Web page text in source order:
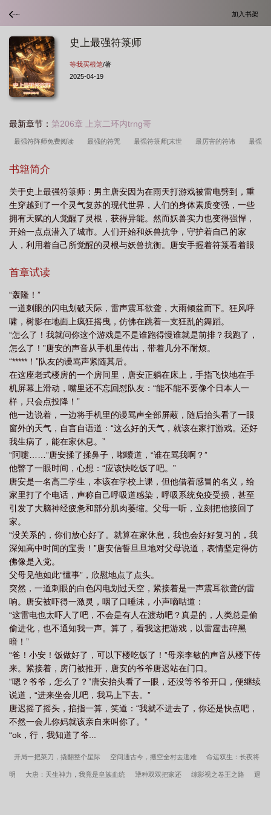
加入书架
史上最强符箓师
等我买根笔/著
2025-04-19
最新章节： 第206章 上京二环内trng哥
最强符阵师免费阅读 最强的符咒 最强符箓师[末世 最厉害的符讳 最强
符篆师 最强符师轻狂太子妃
符师 史上最强符箓师百度百科 符箓类 符箓宗师 最强符箓系统 最强
阵符师
书籍简介
关于史上最强符箓师：男主唐安因为在雨天打游戏被雷电劈到，重
生穿越到了一个灵气复苏的现代世界，人们的身体素质变强，一些
拥有天赋的人觉醒了灵根，获得异能。然而妖兽实力也变得强悍，
开始一点点潜入了城市。人们开始和妖兽抗争，守护着自己的家
人，利用着自己所觉醒的灵根与妖兽抗衡。唐安手握着符箓看着眼
路，符——起！”
首章试读
“轰隆！”
一道刺眼的闪电划破天际，雷声震耳欲聋，大雨倾盆而下。狂风呼
啸，树影在地面上疯狂摇曳，仿佛在跳着一支狂乱的舞蹈。
“怎么了！我就问你这个游戏是不是谁跑得慢谁就是前排？我跑了，
怎么了！”唐安的声音从手机里传出，带着几分不耐烦。
“*****！”队友的谩骂声紧随其后。
在这座老式楼房的一个房间里，唐安正躺在床上，手指飞快地在手
机屏幕上滑动，嘴里还不忘回怼队友：“能不能不要像个日本人一
样，只会点投降！”
他一边说着，一边将手机里的谩骂声全部屏蔽，随后抬头看了一眼
窗外的天气，自言自语道：“这么好的天气，就该在家打游戏。还好
我生病了，能在家休息。”
“阿嚏……”唐安揉了揉鼻子，嘟囔道，“谁在骂我啊？”
他瞥了一眼时间，心想：“应该快吃饭了吧。”
唐安是一名高二学生，本该在学校上课，但他借着感冒的名义，给
家里打了个电话，声称自己呼吸道感染，呼吸系统免疫受损，甚至
引发了大脑神经疲惫和部分肌肉萎缩。父母一听，立刻把他接回了
家。
“没关系的，你们放心好了。就算在家休息，我也会好好复习的，我
深知高中时间的宝贵！”唐安信誓旦旦地对父母说道，表情坚定得仿
佛像是入党。
父母见他如此“懂事”，欣慰地点了点头。
突然，一道刺眼的白色闪电划过天空，紧接着是一声震耳欲聋的雷
响。唐安被吓得一激灵，咽了口唾沫，小声嘀咕道：
“这雷电也太吓人了吧，不会是有人在渡劫吧？真是的，人类总是偷
偷进化，也不通知我一声。算了，看我这把游戏，以雷霆击碎黑
暗！”
“爸！小安！饭做好了，可以下楼吃饭了！”母亲李敏的声音从楼下传
来。紧接着，房门被推开，唐安的爷爷唐迟站在门口。
“嗯？爷爷，怎么了？”唐安抬头看了一眼，还没等爷爷开口，便继续
说道，“进来坐会儿吧，我马上下去。”
唐迟摇了摇头，掐指一算，笑道：“我就不进去了，你还是快点吧，
不然一会儿你妈就该亲自来叫你了。”
“ok，行，我知道了爷...
开局一把菜刀，撬翻整个星际 空间通古今，搬空全村去逃难 命运双生：长夜将
明 大唐：天生神力，我竟是皇族血统 犟种双双把家还 综影视之卷王之路 退